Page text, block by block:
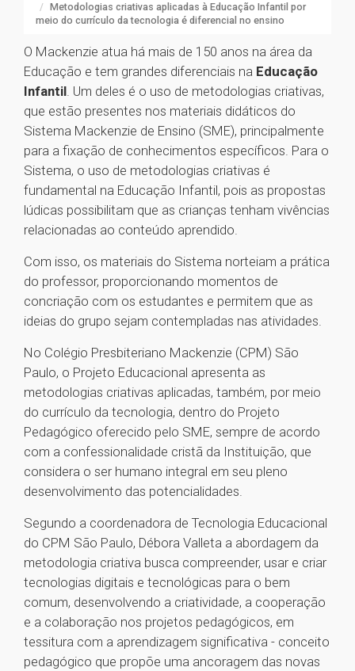
Metodologias criativas aplicadas à Educação Infantil por
meio do currículo da tecnologia é diferencial no ensino
O Mackenzie atua há mais de 150 anos na área da
Educação e tem grandes diferenciais na Educação
Infantil. Um deles é o uso de metodologias criativas,
que estão presentes nos materiais didáticos do
Sistema Mackenzie de Ensino (SME), principalmente
para a fixação de conhecimentos específicos. Para o
Sistema, o uso de metodologias criativas é
fundamental na Educação Infantil, pois as propostas
lúdicas possibilitam que as crianças tenham vivências
relacionadas ao conteúdo aprendido.
Com isso, os materiais do Sistema norteiam a prática
do professor, proporcionando momentos de
concriação com os estudantes e permitem que as
ideias do grupo sejam contempladas nas atividades.
No Colégio Presbiteriano Mackenzie (CPM) São
Paulo, o Projeto Educacional apresenta as
metodologias criativas aplicadas, também, por meio
do currículo da tecnologia, dentro do Projeto
Pedagógico oferecido pelo SME, sempre de acordo
com a confessionalidade cristã da Instituição, que
considera o ser humano integral em seu pleno
desenvolvimento das potencialidades.
Segundo a coordenadora de Tecnologia Educacional
do CPM São Paulo, Débora Valleta a abordagem da
metodologia criativa busca compreender, usar e criar
tecnologias digitais e tecnológicas para o bem
comum, desenvolvendo a criatividade, a cooperação
e a colaboração nos projetos pedagógicos, em
tessitura com a aprendizagem significativa - conceito
pedagógico que propõe uma ancoragem das novas